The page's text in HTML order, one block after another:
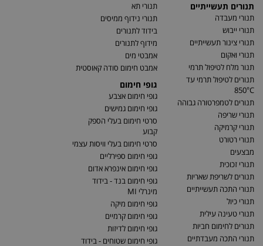
תנורים תעשייתיים
תנורי מעבדה
תנורי ייבוש
תנורי צינור תעשייתיים
תנורי ואקום
תנור מלח לטיפול תרמי
תנורים לטיפול תרמי עד
850°C
תנורים לטמפרטורה גבוהה
תנורי שריפה
תנורי קרמיקה
תנורי רטורט
מבצעים
תנורי זכוכית
תנורים לשריפת שאריות
תנורי התכה תעשייתיים
תנורי כיול
תנורי טעינה עילית
תנורים לחימום חביות
תנורי התכה מעבדתיים
תנורי תא
תנורי נידוף ממיסים
בידוד לתנורים
מידוף לתנורים
אמבטי מים
אמבט חימום סודה קאוסטית
גופי חימום
גופי חימום אצבע
גופי חימום גמישים
סרטי חימום בעלי הספק
קבוע
סרטי חימום בעלי וויסות עצמי
גופי חימום ספירליים
גופי חימום אינפרא אדום
גופי חימום בנד - בידוד
מינרלי MI
גופי חימום מיקה
גופי חימום קרמיים
גופי חימום לדיזות
גופי חימום שטוחים - בידוד